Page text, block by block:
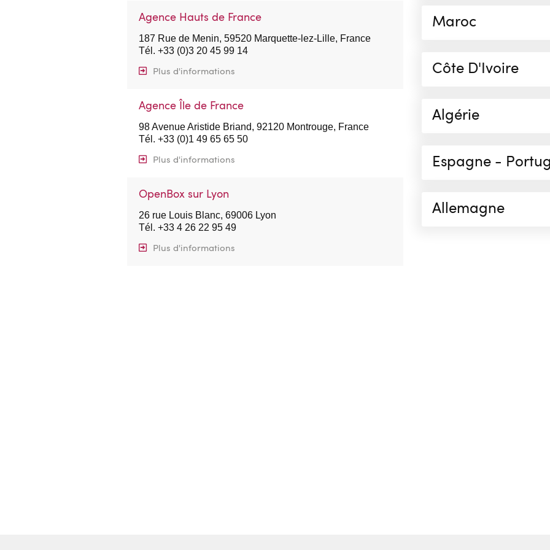
Agence Hauts de France
187 Rue de Menin, 59520 Marquette-lez-Lille, France
Tél. +33 (0)3 20 45 99 14
Plus d'informations
Agence Île de France
98 Avenue Aristide Briand, 92120 Montrouge, France
Tél. +33 (0)1 49 65 65 50
Plus d'informations
OpenBox sur Lyon
26 rue Louis Blanc, 69006 Lyon
Tél. +33 4 26 22 95 49
Plus d'informations
Maroc
Côte D'Ivoire
Algérie
Espagne -
Allemagne